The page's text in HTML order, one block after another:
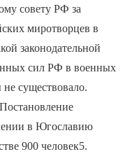
совету РФ за
миротворцев в
законодательной
сил РФ в военных
существовало.
в Югославию
900 человек5.